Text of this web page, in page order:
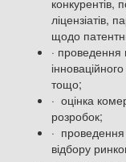
конкурентів,
ліцензіатів,
щодо
· проведення
тощо;
· оцінка
розробок;
·
відбору